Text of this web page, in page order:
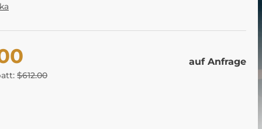
$612.00
auf Anfrage